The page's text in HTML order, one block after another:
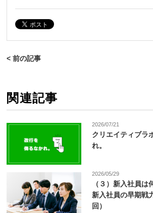
< 前の記事
関連記事
2026/07/21
クリエイティブラ
れ。
2026/05/29
（３）新入社員
新入社員の早期戦
回）